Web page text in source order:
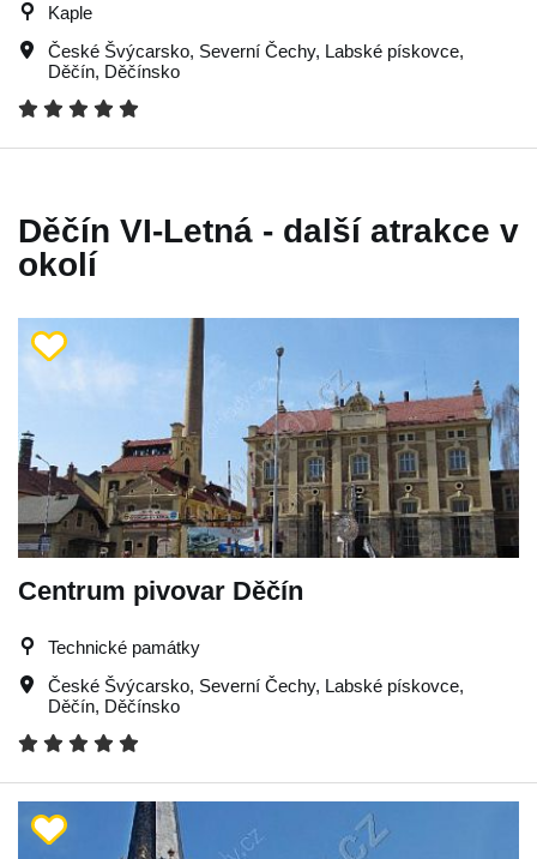
Kaple
České Švýcarsko, Severní Čechy, Labské pískovce,
Děčín, Děčínsko
Děčín VI-Letná - další atrakce v
okolí
Centrum pivovar Děčín
Technické památky
České Švýcarsko, Severní Čechy, Labské pískovce,
Děčín, Děčínsko